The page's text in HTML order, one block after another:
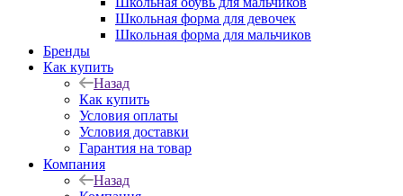
Школьная форма для девочек
Школьная форма для мальчиков
Бренды
Как купить
Назад
Как купить
Условия оплаты
Условия доставки
Гарантия на товар
Компания
Назад